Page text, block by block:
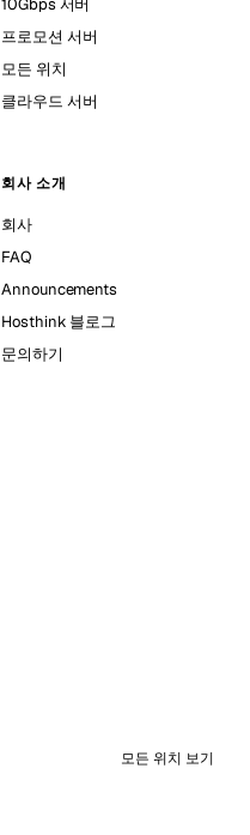
10Gbps 서버
프로모션 서버
모든 위치
클라우드 서버
회사 소개
회사
FAQ
Announcements
Hosthink 블로그
문의하기
모든 위치 보기